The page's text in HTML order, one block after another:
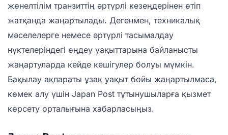
жөнелтілім транзиттің әртүрлі кезеңдерінен өтіп
жатқанда жаңартылады. Дегенмен, техникалық
мәселелерге немесе әртүрлі тасымалдау
нүктелеріндегі өңдеу уақыттарына байланысты
жаңартуларда кейде кешігулер болуы мүмкін.
Бақылау ақпараты ұзақ уақыт бойы жаңартылмаса,
көмек алу үшін Japan Post тұтынушыларға қызмет
көрсету орталығына хабарласыңыз.